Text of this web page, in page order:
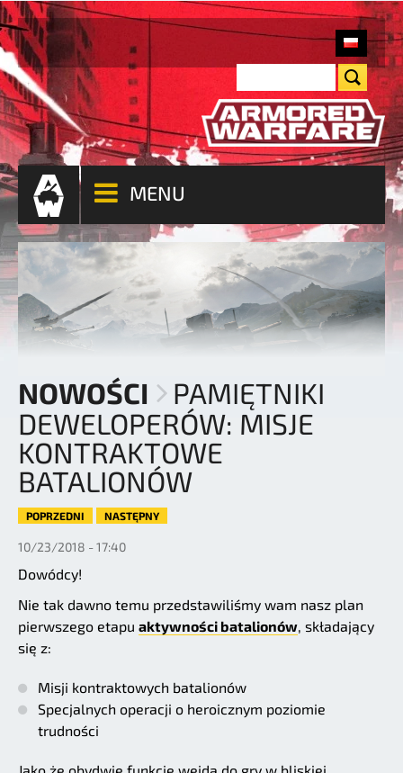
MENU
NOWOŚCI
PAMIĘTNIKI
DEWELOPERÓW: MISJE
KONTRAKTOWE
BATALIONÓW
POPRZEDNI NASTĘPNY
10/23/2018 - 17:40
Dowódcy!
Nie tak dawno temu przedstawiliśmy wam nasz plan
pierwszego etapu aktywności batalionów, składający
się z:
Misji kontraktowych batalionów
Specjalnych operacji o heroicznym poziomie
trudności